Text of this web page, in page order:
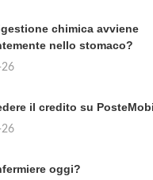
chimica avviene
nello stomaco?
il credito su
oggi?